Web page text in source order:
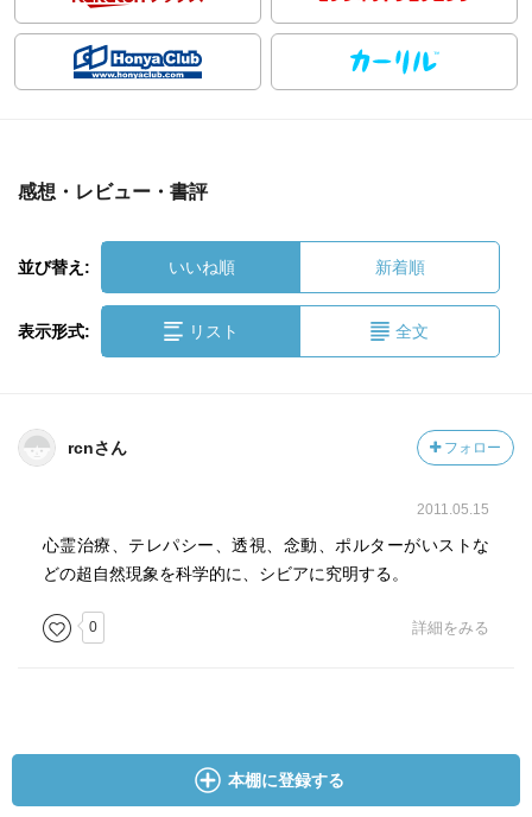
感想・レビュー・書評
並び替え: いいね順 新着順
表示形式: リスト 全文
rcnさん フォロー
2011.05.15
心霊治療、テレパシー、透視、念動、ポルターがいストな
どの超自然現象を科学的に、シビアに究明する。
0 詳細をみる
本棚に登録する